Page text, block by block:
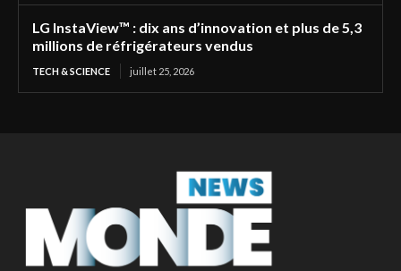
LG InstaView™ : dix ans d’innovation et plus de 5,3
millions de réfrigérateurs vendus
TECH & SCIENCE juillet 25, 2026